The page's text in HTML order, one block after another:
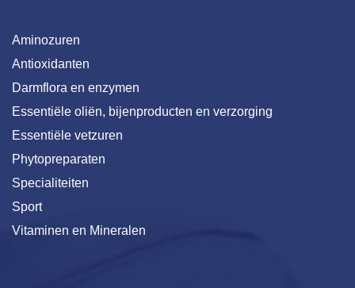
Aminozuren
Antioxidanten
Darmflora en enzymen
Essentiële oliën, bijenproducten en verzorging
Essentiële vetzuren
Phytopreparaten
Specialiteiten
Sport
Vitaminen en Mineralen